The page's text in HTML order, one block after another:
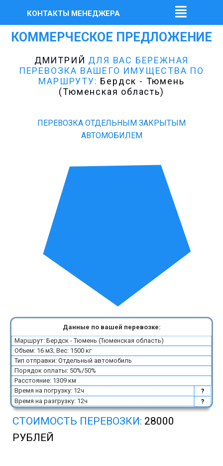
КОНТАКТЫ МЕНЕДЖЕРА
КОММЕРЧЕСКОЕ ПРЕДЛОЖЕНИЕ
ДМИТРИЙ ДЛЯ ВАС БЕРЕЖНАЯ
ПЕРЕВОЗКА ВАШЕГО ИМУЩЕСТВА ПО
МАРШРУТУ: Бердск - Тюмень
(Тюменская область)
ПЕРЕВОЗКА ОТДЕЛЬНЫМ ЗАКРЫТЫМ
АВТОМОБИЛЕМ
Данные по вашей перевозке:
Маршрут: Бердск - Тюмень (Тюменская область)
Объем: 16 м3; Вес: 1500 кг
Тип отправки: Отдельный автомобиль
Порядок оплаты: 50%/50%
Расстояние: 1309 км
Время на погрузку: 12ч
?
Время на разгрузку: 12ч ?
СТОИМОСТЬ ПЕРЕВОЗКИ: 28000
РУБЛЕЙ